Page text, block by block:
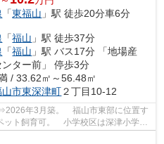
「東福山 」駅 徒歩20分車6分
「福山 」駅 徒歩37分
「福山 」駅 バス17分 「地場産
ター前」 停歩3分
/ 33.62㎡～56.48㎡
山市東深津町２丁目10-12
年3月築。 福山市東部に位置す
ト飼育可。 小学校区は深津小学校